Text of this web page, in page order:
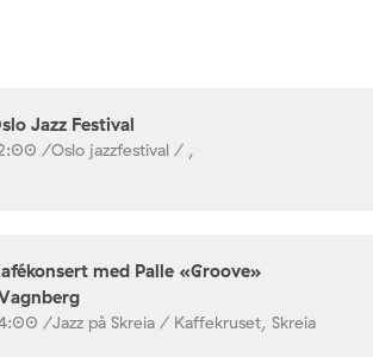
Jazz Festival
/Oslo jazzfestival / ,
med Palle «Groove»
/Jazz på Skreia / Kaffekruset, Skreia